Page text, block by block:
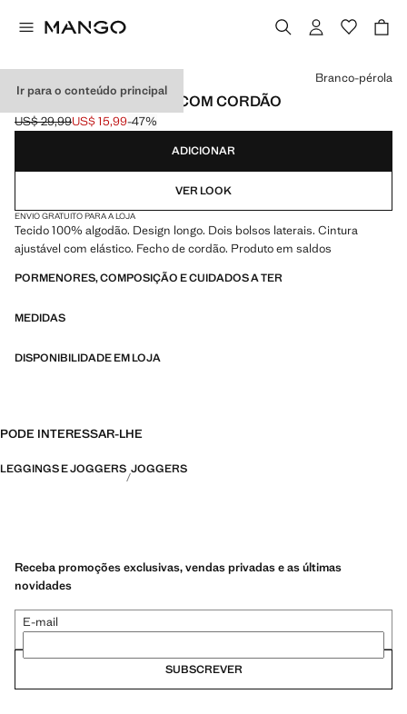
Ir para o conteúdo principal
CALÇAS DE ALGODÃO COM CORDÃO
Preço inicial riscado [US$ 29,99 ]
US$ 29,99
Preço atual [US$ 15,99 ]
US$ 15,99-47%
Selecione uma cor
Branco-pérola
ADICIONAR
VER LOOK
ENVIO GRATUITO PARA A LOJA
Tecido 100% algodão. Design longo. Dois bolsos laterais. Cintura
ajustável com elástico. Fecho de cordão. Produto em saldos
PORMENORES, COMPOSIÇÃO E CUIDADOS A TER
MEDIDAS
DISPONIBILIDADE EM LOJA
PODE INTERESSAR-LHE
LEGGINGS E JOGGERS JOGGERS
Receba promoções exclusivas, vendas privadas e as últimas
novidades
E-mail
SUBSCREVER